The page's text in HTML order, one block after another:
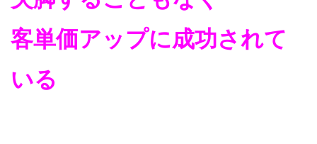
客単価アップに成功されて
いる